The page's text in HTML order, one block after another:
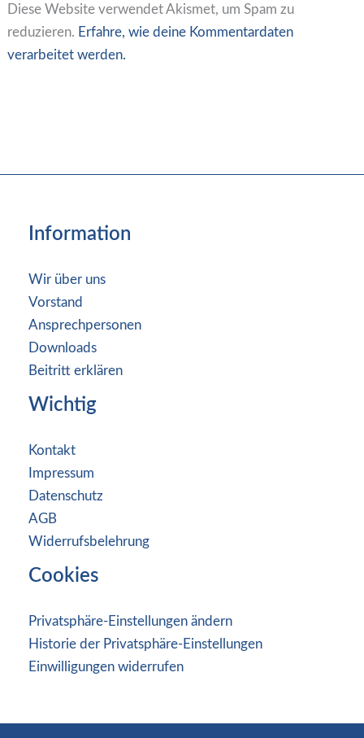
Diese Website verwendet Akismet, um Spam zu
reduzieren. Erfahre, wie deine Kommentardaten
verarbeitet werden.
Information
Wir über uns
Vorstand
Ansprechpersonen
Downloads
Beitritt erklären
Wichtig
Kontakt
Impressum
Datenschutz
AGB
Widerrufsbelehrung
Cookies
Privatsphäre-Einstellungen ändern
Historie der Privatsphäre-Einstellungen
Einwilligungen widerrufen